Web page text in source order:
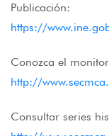
Publicación:
https://
Conozca el
http://
Consultar series